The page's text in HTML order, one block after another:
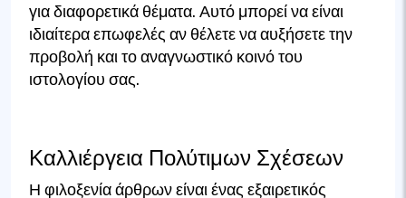
για διαφορετικά θέματα. Αυτό μπορεί να είναι
ιδιαίτερα επωφελές αν θέλετε να αυξήσετε την
προβολή και το αναγνωστικό κοινό του
ιστολογίου σας.
Καλλιέργεια Πολύτιμων Σχέσεων
Η φιλοξενία άρθρων είναι ένας εξαιρετικός